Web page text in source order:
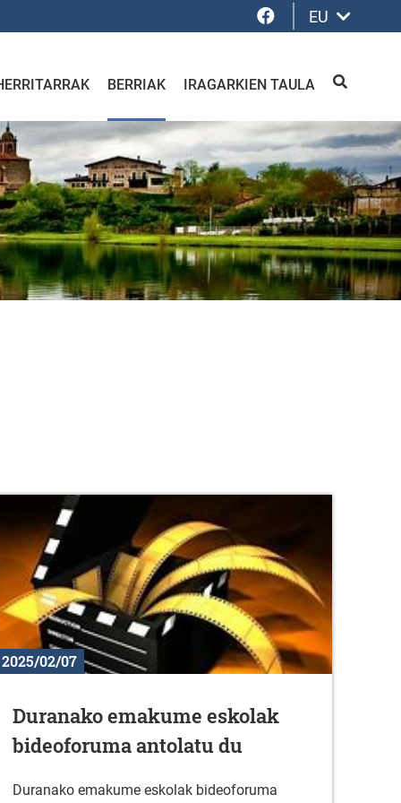
Facebook
EU
BERRIAK IRAGARKIEN TAULA BILATU
2025/02/07
Duranako emakume eskolak
bideoforuma antolatu du
Duranako emakume eskolak bideoforuma